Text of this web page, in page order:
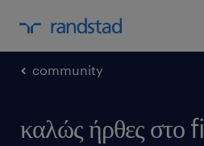
community
καλώς ήρθες